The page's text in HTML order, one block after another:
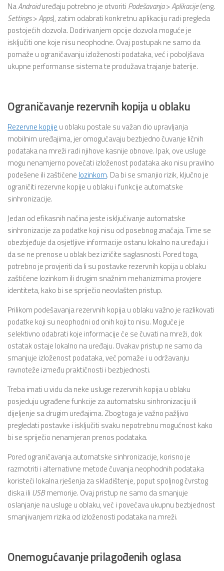
NaAndroiduređaju potrebno je otvoriti Podešavanja>Aplikacije(eng.
Settings>Apps), zatim odabrati konkretnu aplikaciju radi pregleda
postojećih dozvola. Dodirivanjem opcije dozvola moguće je
isključiti one koje nisu neophodne. Ovaj postupak ne samo da
pomaže u ograničavanju izloženosti podataka, već i poboljšava
ukupne performanse sistema te produžava trajanje baterije.
Ograničavanje rezervnih kopija u oblaku
Rezervne kopije u oblaku postale su važan dio upravljanja
mobilnim uređajima, jer omogućavaju bezbjedno čuvanje ličnih
podataka na mreži radi njihove kasnije obnove. Ipak, ove usluge
mogu nenamjerno povećati izloženost podataka ako nisu pravilno
podešene ili zaštićene lozinkom. Da bi se smanjio rizik, ključno je
ograničiti rezervne kopije u oblaku i funkcije automatske
sinhronizacije.
Jedan od efikasnih načina jeste isključivanje automatske
sinhronizacije za podatke koji nisu od posebnog značaja. Time se
obezbjeđuje da osjetljive informacije ostanu lokalno na uređaju i
da se ne prenose u oblak bez izričite saglasnosti. Pored toga,
potrebno je provjeriti da li su postavke rezervnih kopija u oblaku
zaštićene lozinkom ili drugim snažnim mehanizmima provjere
identiteta, kako bi se spriječio neovlašten pristup.
Prilikom podešavanja rezervnih kopija u oblaku važno je razlikovati
podatke koji su neophodni od onih koji to nisu. Moguće je
selektivno odabrati koje informacije će se čuvati na mreži, dok
ostatak ostaje lokalno na uređaju. Ovakav pristup ne samo da
smanjuje izloženost podataka, već pomaže i u održavanju
ravnoteže između praktičnosti i bezbjednosti.
Treba imati u vidu da neke usluge rezervnih kopija u oblaku
posjeduju ugrađene funkcije za automatsku sinhronizaciju ili
dijeljenje sa drugim uređajima. Zbog toga je važno pažljivo
pregledati postavke i isključiti svaku nepotrebnu mogućnost kako
bi se spriječio nenamjeran prenos podataka.
Pored ograničavanja automatske sinhronizacije, korisno je
razmotriti i alternativne metode čuvanja neophodnih podataka
koristeći lokalna rješenja za skladištenje, poput spoljnog čvrstog
diska ili USBmemorije. Ovaj pristup ne samo da smanjuje
oslanjanje na usluge u oblaku, već i povećava ukupnu bezbjednost
smanjivanjem rizika od izloženosti podataka na mreži.
Onemogućavanje prilagođenih oglasa